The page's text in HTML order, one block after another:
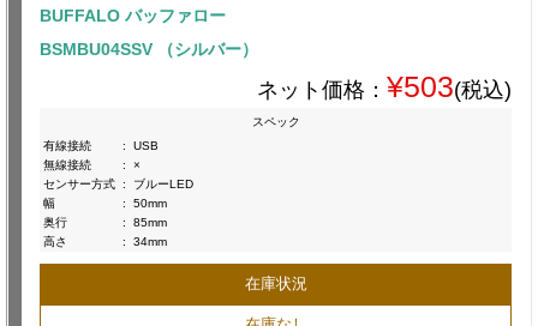
BUFFALO バッファロー
BSMBU04SSV （シルバー）
ネット価格： ¥503(税込)
スペック
有線接続
:
USB
無線接続
:
×
センサー方式 :
ブルーLED
幅
:
50mm
奥行
:
85mm
高さ
: 34mm
在庫状況